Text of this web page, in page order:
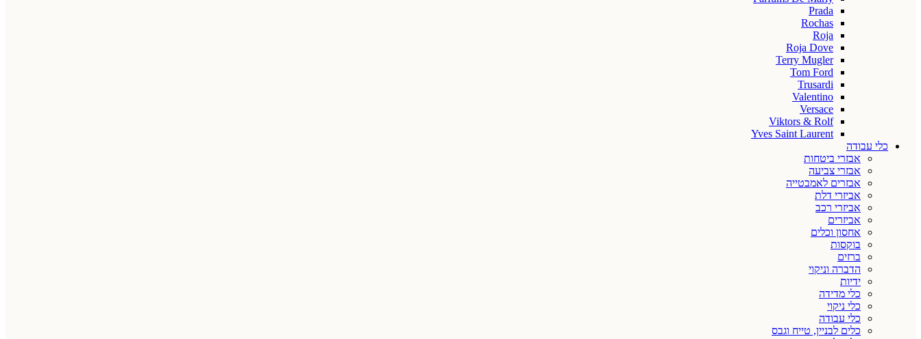
Prada
Rochas
Roja
Roja Dove
Terry Mugler
Tom Ford
Trusardi
Valentino
Versace
Viktors & Rolf
Yves Saint Laurent
כלי עבודה
אבזרי ביטחות
אבזרי צביעה
אבזרים לאמבטייה
אביזרי דלת
אביזרי רכב
אביזרים
אחסון וכלים
בוקסות
ברזים
הדברה וניקוי
ידיות
כלי מדידה
כלי ניקוי
כלי עבודה
כלים לבניין, טייח וגבס